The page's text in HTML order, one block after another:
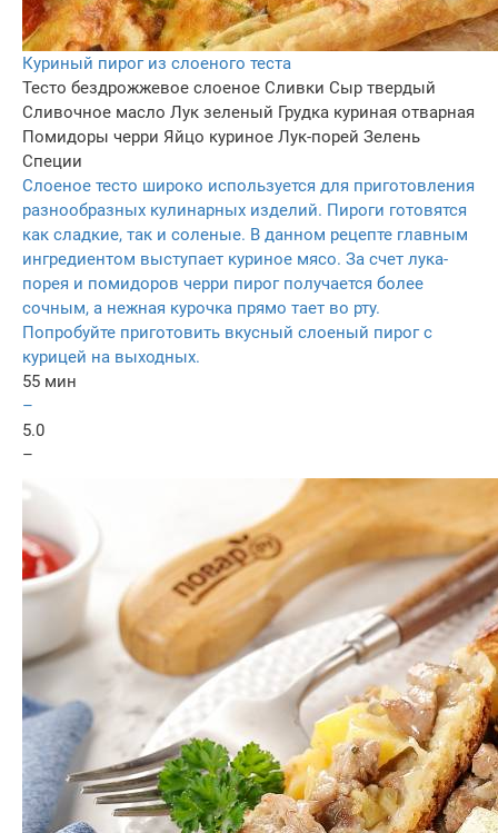
Куриный пирог из слоеного теста
Тесто бездрожжевое слоеное Сливки Сыр твердый
Сливочное масло Лук зеленый Грудка куриная отварная
Помидоры черри Яйцо куриное Лук-порей Зелень
Специи
Слоеное тесто широко используется для приготовления
разнообразных кулинарных изделий. Пироги готовятся
как сладкие, так и соленые. В данном рецепте главным
ингредиентом выступает куриное мясо. За счет лука-
порея и помидоров черри пирог получается более
сочным, а нежная курочка прямо тает во рту.
Попробуйте приготовить вкусный слоеный пирог с
курицей на выходных.
55 мин
–
5.0
–